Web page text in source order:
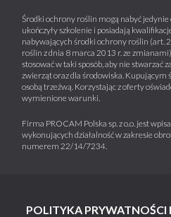
Środki ochrony roślin mogą nabyć jedynie
ukończyły szkolenie i posiadają
nabywających środki ochrony roślin (art.
roślin z dnia 8 marca 2013 r. ze
stosować w taki sposób, aby nie stwarzać
zwierząt oraz dla środowiska.
osobą trzeźwą. Korzystając z oferty
wymienione warunki.
Firma PROCAM Polska sp. z o.o. jest
wykonujących działalność w zakresie
numerem 22/14/7234.
POLITYKA PRYWATNOŚCI